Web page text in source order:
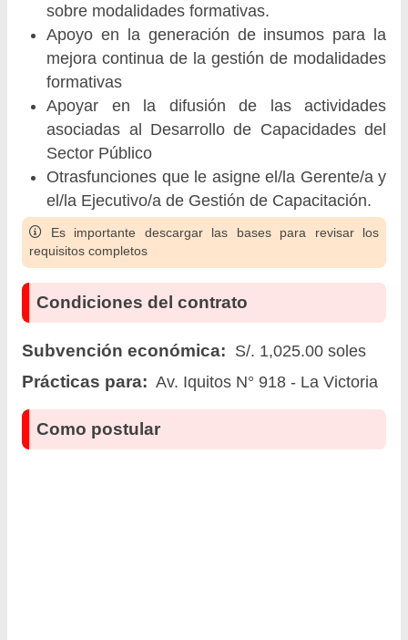
sobre modalidades formativas.
Apoyo en la generación de insumos para la
mejora continua de la gestión de modalidades
formativas
Apoyar en la difusión de las actividades
asociadas al Desarrollo de Capacidades del
Sector Público
Otrasfunciones que le asigne el/la Gerente/a y
el/la Ejecutivo/a de Gestión de Capacitación.
Es importante descargar las bases para revisar los
requisitos completos
Condiciones del contrato
Subvención económica: S/. 1,025.00 soles
Prácticas para: Av. Iquitos N° 918 - La Victoria
Como postular